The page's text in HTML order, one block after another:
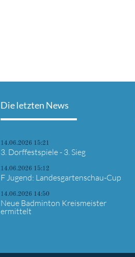
Die letzten News
14.06.2026 15:21
3. Dorffestspiele - 3. Sieg
14.06.2026 15:12
F Jugend: Landesgartenschau-Cup
14.06.2026 14:50
Neue Badminton Kreismeister
ermittelt